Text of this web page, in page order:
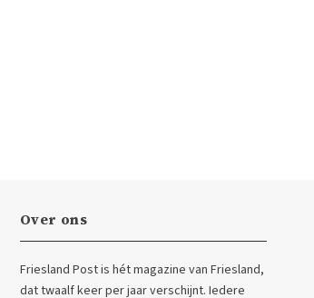
Over ons
Friesland Post is hét magazine van Friesland,
dat twaalf keer per jaar verschijnt. Iedere